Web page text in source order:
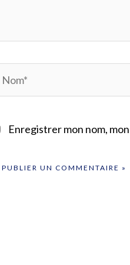
Enregistrer mon nom,